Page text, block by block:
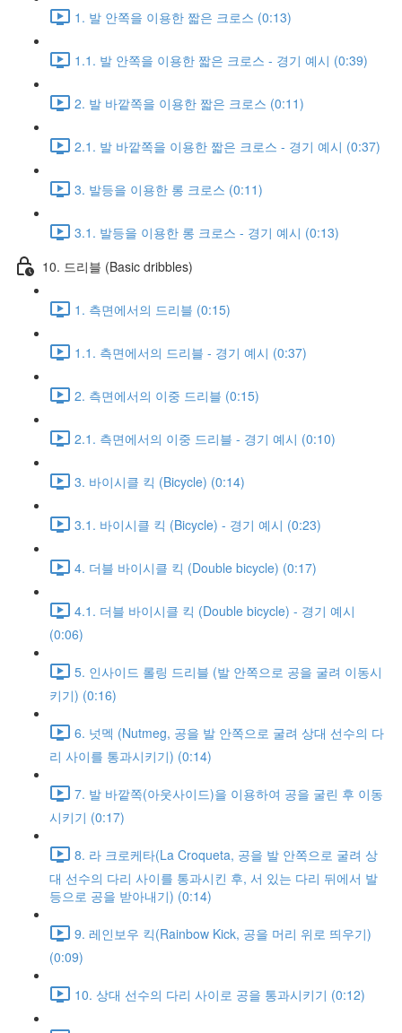
1. 발 안쪽을 이용한 짧은 크로스 (0:13)
1.1. 발 안쪽을 이용한 짧은 크로스 - 경기 예시 (0:39)
2. 발 바깥쪽을 이용한 짧은 크로스 (0:11)
2.1. 발 바깥쪽을 이용한 짧은 크로스 - 경기 예시 (0:37)
3. 발등을 이용한 롱 크로스 (0:11)
3.1. 발등을 이용한 롱 크로스 - 경기 예시 (0:13)
10. 드리블 (Basic dribbles)
1. 측면에서의 드리블 (0:15)
1.1. 측면에서의 드리블 - 경기 예시 (0:37)
2. 측면에서의 이중 드리블 (0:15)
2.1. 측면에서의 이중 드리블 - 경기 예시 (0:10)
3. 바이시클 킥 (Bicycle) (0:14)
3.1. 바이시클 킥 (Bicycle) - 경기 예시 (0:23)
4. 더블 바이시클 킥 (Double bicycle) (0:17)
4.1. 더블 바이시클 킥 (Double bicycle) - 경기 예시
(0:06)
5. 인사이드 롤링 드리블 (발 안쪽으로 공을 굴려 이동시
키기) (0:16)
6. 넛멕 (Nutmeg, 공을 발 안쪽으로 굴려 상대 선수의 다
리 사이를 통과시키기) (0:14)
7. 발 바깥쪽(아웃사이드)을 이용하여 공을 굴린 후 이동
시키기 (0:17)
8. 라 크로케타(La Croqueta, 공을 발 안쪽으로 굴려 상
대 선수의 다리 사이를 통과시킨 후, 서 있는 다리 뒤에서 발
등으로 공을 받아내기) (0:14)
9. 레인보우 킥(Rainbow Kick, 공을 머리 위로 띄우기)
(0:09)
10. 상대 선수의 다리 사이로 공을 통과시키기 (0:12)